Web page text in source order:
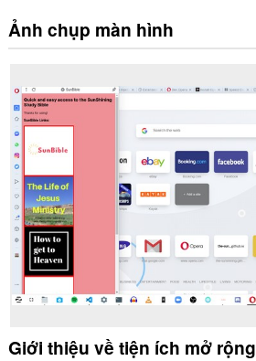
Tiện
ích
này
sẽ
thêm
bảng
điều
khiển
vào
thanh
bên.
Ảnh chụp màn hình
Giới thiệu về tiện ích mở rộng